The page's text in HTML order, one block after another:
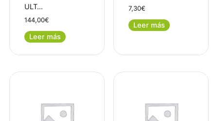
ULT…
144,00€
Leer más
7,30€
Leer más